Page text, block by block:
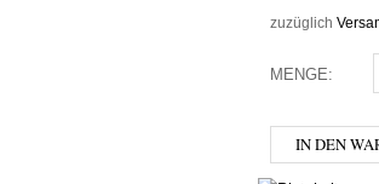
zuzüglich
MENGE:
IN DEN